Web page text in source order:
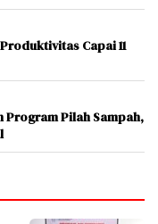
Capai 11
Program Pilah Sampah,